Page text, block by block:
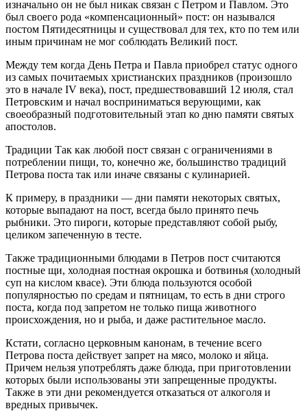
изначально он не был никак связан с Петром и Павлом. Это
был своего рода «компенсационный» пост: он назывался
постом Пятидесятницы и существовал для тех, кто по тем или
иным причинам не мог соблюдать Великий пост.
Между тем когда День Петра и Павла приобрел статус одного
из самых почитаемых христианских праздников (произошло
это в начале IV века), пост, предшествовавший 12 июля, стал
Петровским и начал восприниматься верующими, как
своеобразный подготовительный этап ко дню памяти святых
апостолов.
Традиции Так как любой пост связан с ограничениями в
потреблении пищи, то, конечно же, большинство традиций
Петрова поста так или иначе связаны с кулинарией.
К примеру, в праздники — дни памяти некоторых святых,
которые выпадают на пост, всегда было принято печь
рыбники. Это пироги, которые представляют собой рыбу,
целиком запеченную в тесте.
Также традиционными блюдами в Петров пост считаются
постные щи, холодная постная окрошка и ботвинья (холодный
суп на кислом квасе). Эти блюда пользуются особой
популярностью по средам и пятницам, то есть в дни строго
поста, когда под запретом не только пища животного
происхождения, но и рыба, и даже растительное масло.
Кстати, согласно церковным канонам, в течение всего
Петрова поста действует запрет на мясо, молоко и яйца.
Причем нельзя употреблять даже блюда, при приготовлении
которых были использованы эти запрещенные продукты.
Также в эти дни рекомендуется отказаться от алкоголя и
вредных привычек.